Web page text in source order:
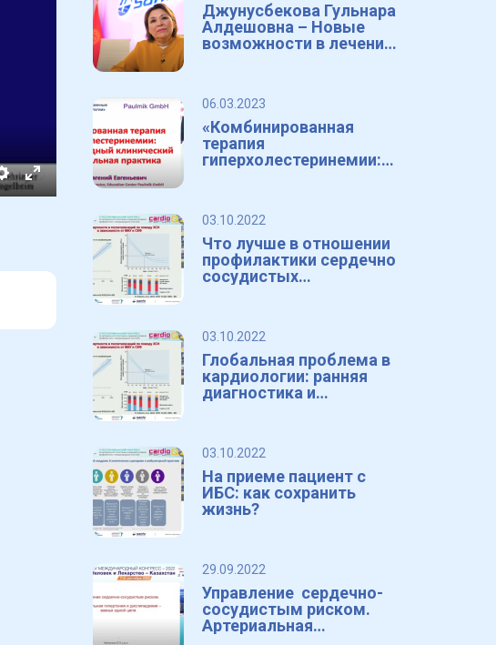
Settings
Enter
fullscreen
Джунусбекова Гульнара
Алдешовна – Новые
возможности в лечении
06.03.2023
«Комбинированная
терапия
гиперхолестеринемии:
03.10.2022
Что лучше в отношении
профилактики сердечно
сосудистых
03.10.2022
Глобальная проблема в
кардиологии: ранняя
диагностика и
03.10.2022
На приеме пациент с
ИБС: как сохранить
жизнь?
29.09.2022
Управление сердечно-
сосудистым риском.
Артериальная